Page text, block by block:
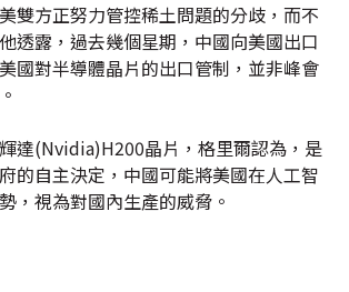
雙方正努力管控稀土問題的分歧，而不
透露，過去幾個星期，中國向美國出口
國對半導體晶片的出口管制，並非峰會
達(Nvidia)H200晶片，格里爾認為，是
的自主決定，中國可能將美國在人工智
，視為對國內生產的威脅。